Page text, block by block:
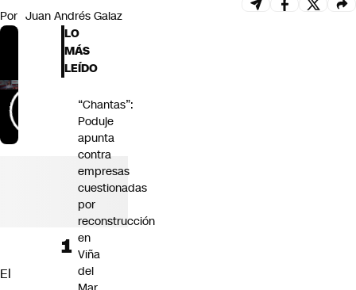
Por Juan Andrés Galaz
El
LO
MÁS
LEÍDO
“Chantas”:
Poduje
apunta
contra
empresas
cuestionadas
por
reconstrucción
en
Viña
del